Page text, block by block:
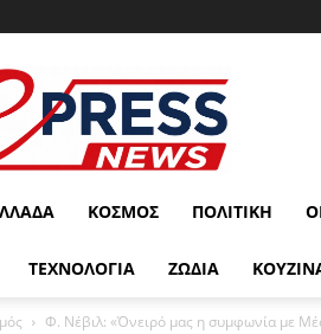
e-
press.gr
ΚΌΣΜΟΣ ΠΟΛΙΤΙΚΉ
ΤΕΧΝΟΛΟΓΙΑ ΖΩΔΙΑ
Φ. Νέβιλ: «Όνειρό μας η συμφωνία με